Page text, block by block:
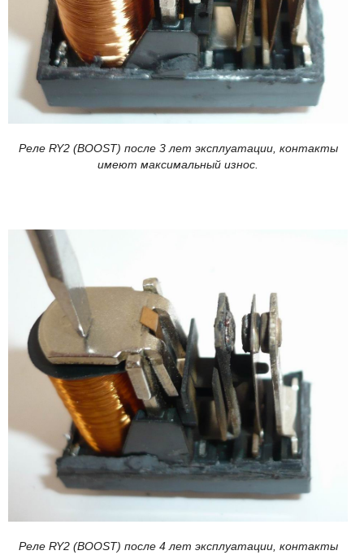
Реле RY2 (BOOST) после 3 лет эксплуатации, контакты
имеют максимальный износ.
Реле RY2 (BOOST) после 4 лет эксплуатации, контакты